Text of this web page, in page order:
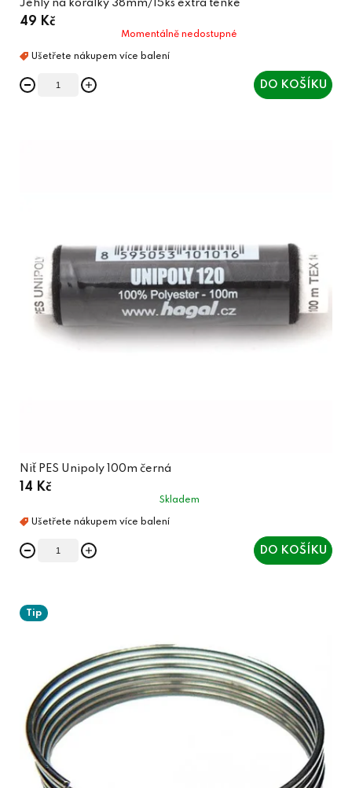
Jehly na korálky 38mm/15ks extra tenké
49 Kč
Momentálně nedostupné
DO KOŠÍKU
Niť PES Unipoly 100m černá
14 Kč
Skladem
DO KOŠÍKU
Tip